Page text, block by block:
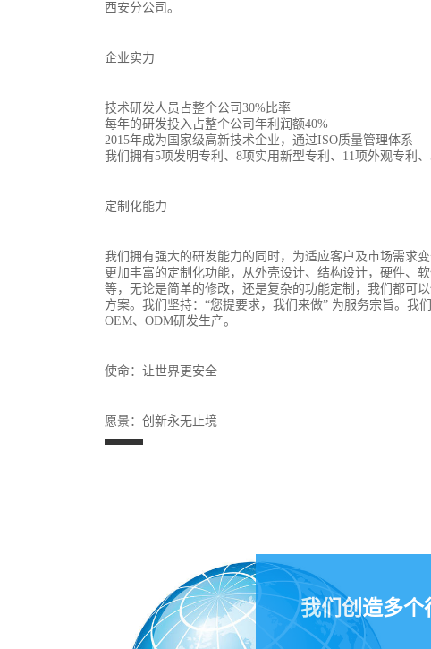
西安分公司。
企业实力
技术研发人员占整个公司30%比率
每年的研发投入占整个公司年利润额40%
2015年成为国家级高新技术企业，通过ISO质量管理体系
我们拥有5项发明专利、8项实用新型专利、11项外观专利、
定制化能力
我们拥有强大的研发能力的同时，为适应客户及市场需求
更加丰富的定制化功能，从外壳设计、结构设计，硬件、
等，无论是简单的修改，还是复杂的功能定制，我们都可
方案。我们坚持：“您提要求，我们来做” 为服务宗旨。我
OEM、ODM研发生产。
使命：让世界更安全
愿景：创新永无止境
我们创造多个